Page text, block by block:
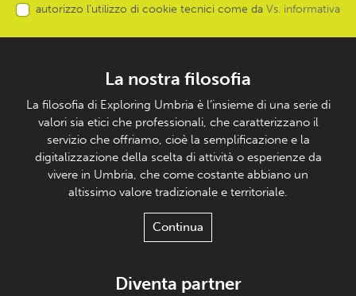
autorizzo l’utilizzo di cookie tecnici come da Vs. informativa
La nostra filosofia
La filosofia di Exploring Umbria è l’insieme di una serie di
valori sia etici che professionali, che caratterizzano il
servizio che offriamo, cioè la semplificazione e la
digitalizzazione della scelta di attività o esperienze da
vivere in Umbria, che come costante abbiano un
altissimo valore tradizionale e territoriale.
Continua
Diventa partner